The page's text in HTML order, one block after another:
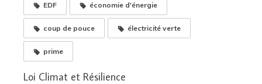
EDF économie d'énergie
coup de pouce électricité verte
prime
Loi Climat et Résilience